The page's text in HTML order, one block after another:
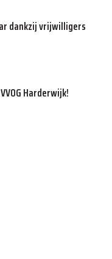
dankzij vrijwilligers
Harderwijk!